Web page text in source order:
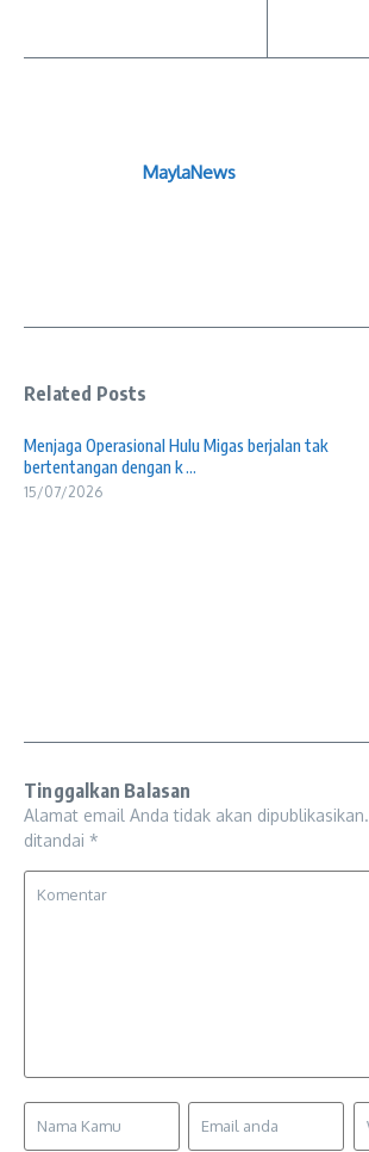
MaylaNews
Related Posts
Menjaga Operasional Hulu Migas berjalan tak
bertentangan dengan k ...
15/07/2026
Tinggalkan Balasan
Alamat email Anda tidak akan dipublikasikan.
ditandai *